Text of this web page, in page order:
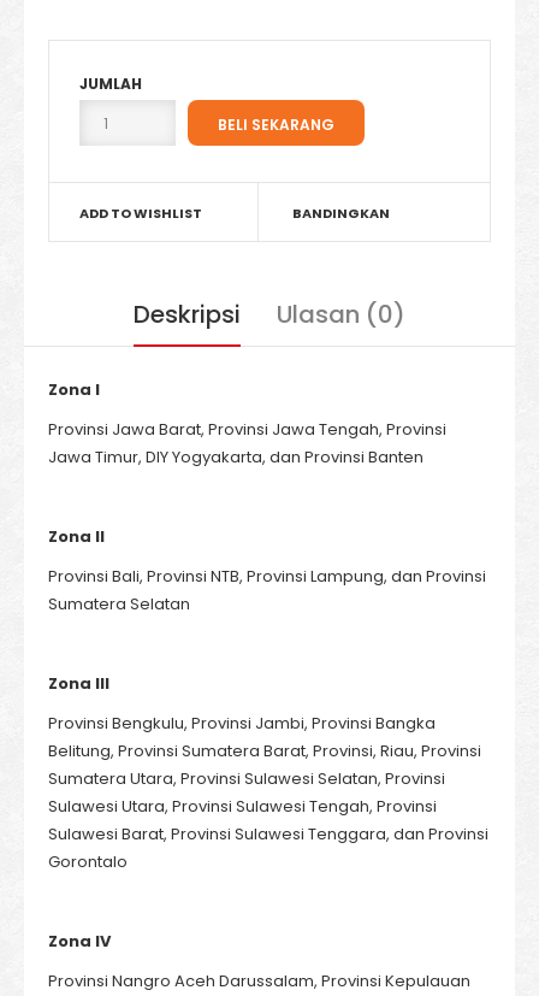
JUMLAH
ADD TO WISHLIST BANDINGKAN
Deskripsi Ulasan (0)
Zona I
Provinsi Jawa Barat, Provinsi Jawa Tengah, Provinsi
Jawa Timur, DIY Yogyakarta, dan Provinsi Banten
Zona II
Provinsi Bali, Provinsi NTB, Provinsi Lampung, dan Provinsi
Sumatera Selatan
Zona III
Provinsi Bengkulu, Provinsi Jambi, Provinsi Bangka
Belitung, Provinsi Sumatera Barat, Provinsi, Riau, Provinsi
Sumatera Utara, Provinsi Sulawesi Selatan, Provinsi
Sulawesi Utara, Provinsi Sulawesi Tengah, Provinsi
Sulawesi Barat, Provinsi Sulawesi Tenggara, dan Provinsi
Gorontalo
Zona IV
Provinsi Nangro Aceh Darussalam, Provinsi Kepulauan